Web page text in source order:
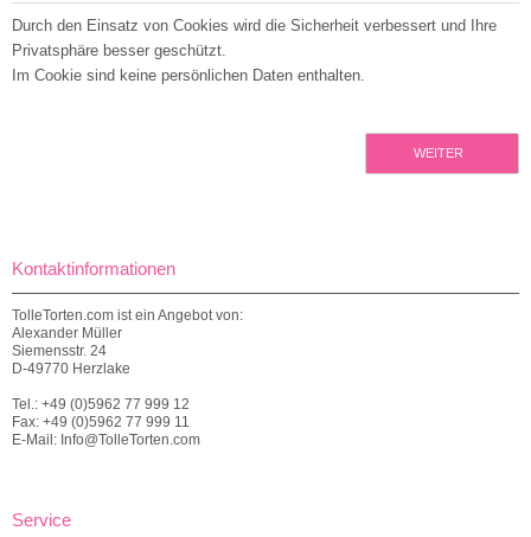
Durch den Einsatz von Cookies wird die Sicherheit verbessert und Ihre
Privatsphäre besser geschützt.
Im Cookie sind keine persönlichen Daten enthalten.
WEITER
Kontaktinformationen
TolleTorten.com ist ein Angebot von:
Alexander Müller
Siemensstr. 24
D-49770 Herzlake
Tel.: +49 (0)5962 77 999 12
Fax: +49 (0)5962 77 999 11
E-Mail: Info@TolleTorten.com
Service